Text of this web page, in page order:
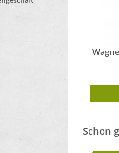
Schon